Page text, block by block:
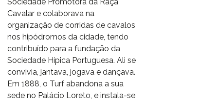
Cavalar e colaborava na
organização de corridas de cavalos
nos hipódromos da cidade, tendo
contribuído para a fundação da
Sociedade Hípica Portuguesa. Ali se
convivia, jantava, jogava e dançava.
Em 1888, o Turf abandona a sua
sede no Palácio Loreto, e instala-se